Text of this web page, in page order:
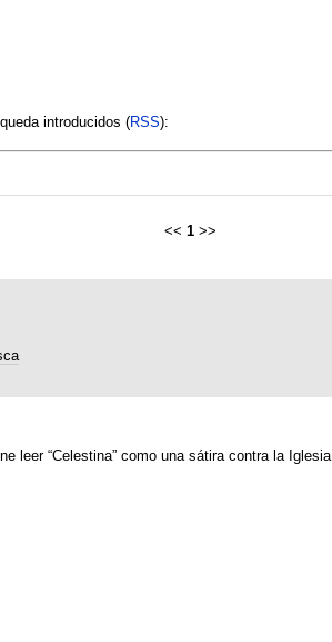
introducidos (RSS):
<< 1 >>
leer “Celestina” como una sátira contra la Iglesia.